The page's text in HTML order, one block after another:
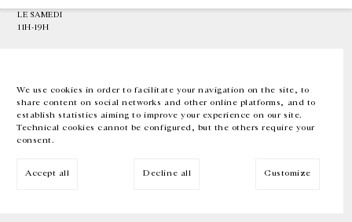
We use cookies in order to facilitate your navigation on the site, to
share content on social networks and other online platforms, and to
establish statistics aiming to improve your experience on our site.
Technical cookies cannot be configured, but the others require your
consent.
Accept all Decline all Customize
LE SAMEDI
11H-19H
EN FR 中文 Facebook Instagram
Inscrivez-vous à notre newsletter